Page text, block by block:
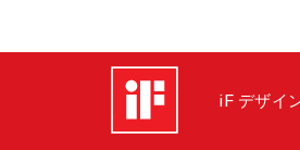
iF デザイ